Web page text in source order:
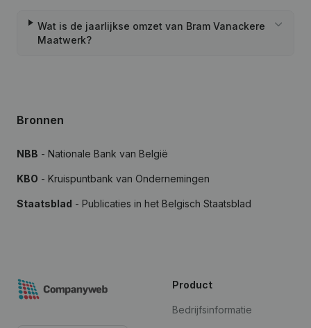
Wat is de jaarlijkse omzet van Bram Vanackere
Maatwerk?
Bronnen
NBB - Nationale Bank van België
KBO - Kruispuntbank van Ondernemingen
Staatsblad - Publicaties in het Belgisch Staatsblad
Product
Bedrijfsinformatie